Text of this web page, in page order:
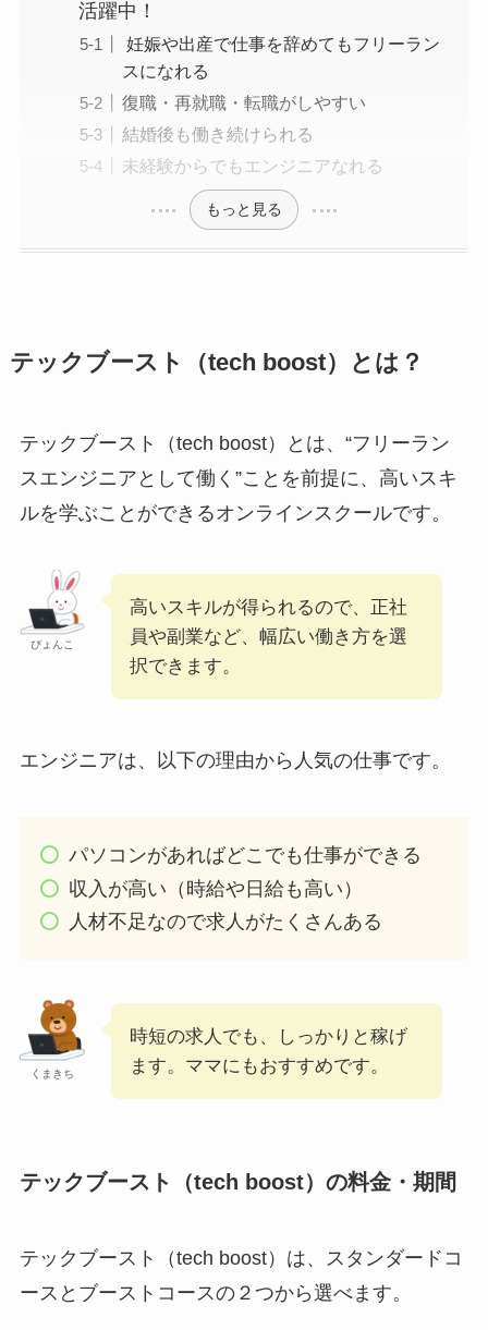
活躍中！
妊娠や出産で仕事を辞めてもフリーラン
スになれる
復職・再就職・転職がしやすい
結婚後も働き続けられる
未経験からでもエンジニアなれる
もっと見る
テックブースト（tech boost）とは？
テックブースト（tech boost）とは、“フリーラン
スエンジニアとして働く”ことを前提に、高いスキ
ルを学ぶことができるオンラインスクールです。
ぴょんこ
高いスキルが得られるので、正社
員や副業など、幅広い働き方を選
択できます。
エンジニアは、以下の理由から人気の仕事です。
パソコンがあればどこでも仕事ができる
収入が高い（時給や日給も高い）
人材不足なので求人がたくさんある
くまきち
時短の求人でも、しっかりと稼げ
ます。ママにもおすすめです。
テックブースト（tech boost）の料金・期間
テックブースト（tech boost）は、スタンダードコ
ースとブーストコースの２つから選べます。